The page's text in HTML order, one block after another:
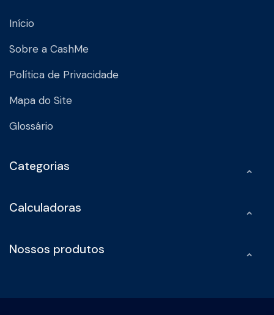
Início
Sobre a CashMe
Política de Privacidade
Mapa do Site
Glossário
Categorias
Calculadoras
Nossos produtos